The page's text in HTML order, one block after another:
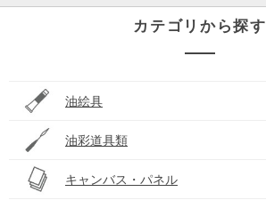
カテゴリから探す
油絵具
油彩道具類
キャンバス・パネル